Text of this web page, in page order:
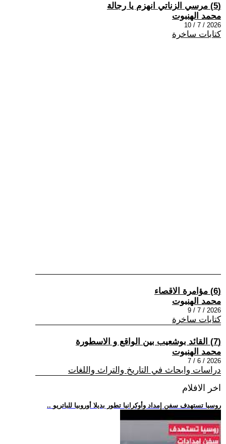
(5) مرسي الزناتي انهزم يا رجالة
محمد الهنبوت
2026 / 7 / 10
كتابات ساخرة
(6) مؤامرة الاقصاء
محمد الهنبوت
2026 / 7 / 9
كتابات ساخرة
(7) القائد بوشعيب بين الواقع و الاسطورة
محمد الهنبوت
2026 / 6 / 7
دراسات وابحاث في التاريخ والتراث واللغات
اخر الافلام
.. روسيا تستهدف سفن إمداد وأوكرانيا تطور بديلا أوروبيا للباتريو